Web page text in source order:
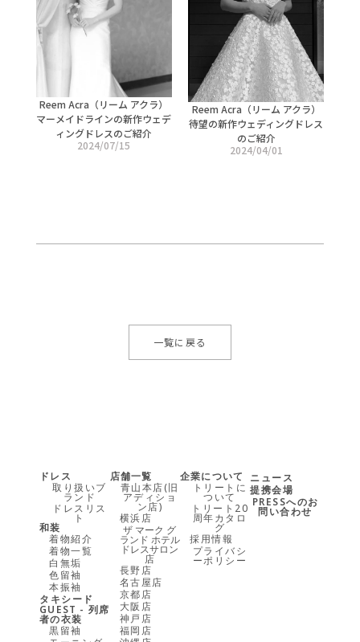
Reem Acra（リーム アクラ）
マーメイドラインの新作ウェデ
ィングドレスのご紹介
2024/07/15
Reem Acra（リーム アクラ）
待望の新作ウェディングドレス
のご紹介
2024/04/01
一覧に戻る
ドレス
取り扱いブ
ランド
ドレスリス
ト
和装
着物紹介
着物一覧
白無垢
色留袖
本振袖
タキシード
GUEST - 列席
者の衣装
黒留袖
店舗一覧
青山本店(旧
アディショ
ン店)
横浜店
ザ マーク グ
ランド ホテル
ドレスサロン
店
長野店
名古屋店
京都店
大阪店
神戸店
福岡店
企業について
トリートに
ついて
トリート20
周年カタロ
グ
採用情報
プライバシ
ーポリシー
ニュース
提携会場
PRESSへのお
問い合わせ